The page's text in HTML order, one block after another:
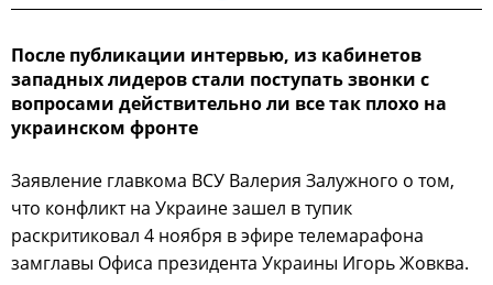
После публикации интервью, из кабинетов
западных лидеров стали поступать звонки с
вопросами действительно ли все так плохо на
украинском фронте
Заявление главкома ВСУ Валерия Залужного о том,
что конфликт на Украине зашел в тупик
раскритиковал 4 ноября в эфире телемарафона
замглавы Офиса президента Украины Игорь Жовква.